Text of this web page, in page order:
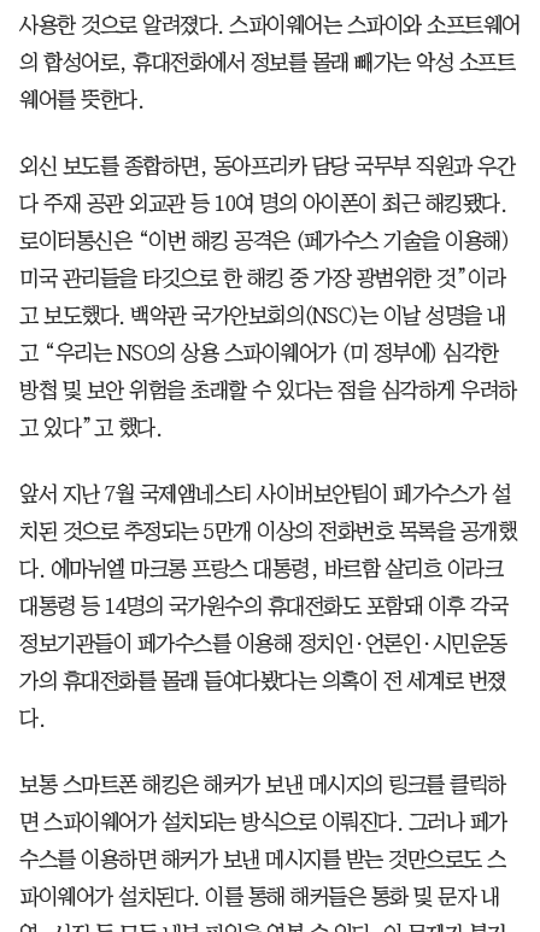
사용한 것으로 알려졌다. 스파이웨어는 스파이와 소프트웨어
의 합성어로, 휴대전화에서 정보를 몰래 빼가는 악성 소프트
웨어를 뜻한다.
외신 보도를 종합하면, 동아프리카 담당 국무부 직원과 우간
다 주재 공관 외교관 등 10여 명의 아이폰이 최근 해킹됐다.
로이터통신은 “이번 해킹 공격은 (페가수스 기술을 이용해)
미국 관리들을 타깃으로 한 해킹 중 가장 광범위한 것”이라
고 보도했다. 백악관 국가안보회의(NSC)는 이날 성명을 내
고 “우리는 NSO의 상용 스파이웨어가 (미 정부에) 심각한
방첩 및 보안 위험을 초래할 수 있다는 점을 심각하게 우려하
고 있다”고 했다.
앞서 지난 7월 국제앰네스티 사이버보안팀이 페가수스가 설
치된 것으로 추정되는 5만개 이상의 전화번호 목록을 공개했
다. 에마뉘엘 마크롱 프랑스 대통령, 바르함 살리흐 이라크
대통령 등 14명의 국가원수의 휴대전화도 포함돼 이후 각국
정보기관들이 페가수스를 이용해 정치인·언론인·시민운동
가의 휴대전화를 몰래 들여다봤다는 의혹이 전 세계로 번졌
다.
보통 스마트폰 해킹은 해커가 보낸 메시지의 링크를 클릭하
면 스파이웨어가 설치되는 방식으로 이뤄진다. 그러나 페가
수스를 이용하면 해커가 보낸 메시지를 받는 것만으로도 스
파이웨어가 설치된다. 이를 통해 해커들은 통화 및 문자 내